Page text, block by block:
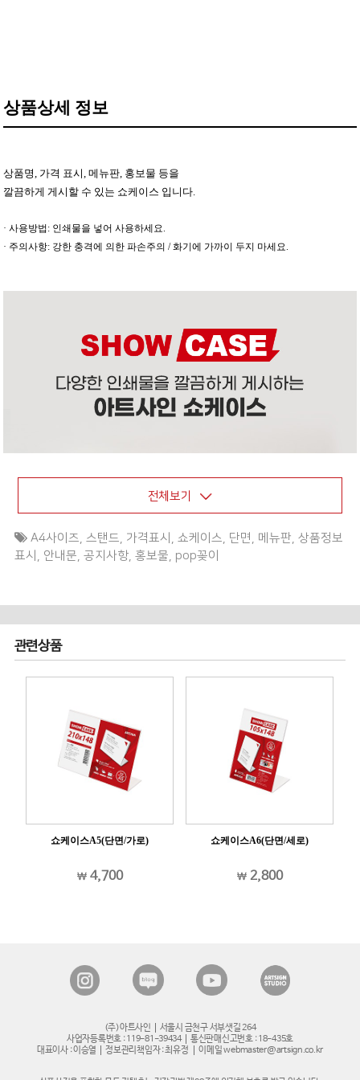
상품상세 정보
상품명, 가격 표시, 메뉴판, 홍보물 등을
깔끔하게 게시할 수 있는 쇼케이스 입니다.
· 사용방법: 인쇄물을 넣어 사용하세요.
· 주의사항: 강한 충격에 의한 파손주의 / 화기에 가까이 두지 마세요.
전체보기
A4사이즈 스탠드 가격표시 쇼케이스 단면 메뉴판 상품정보
표시
안내문 공지사항, 홍보물 pop꽂이
관련상품
쇼케이스A5(단면/가로)
4,700
쇼케이스A6(단면/세로)
2,800
(주)아트사인
서울시 금천구 서부샛길 264
사업자등록번호 : 119-81-39434
통신판매신고번호 : 18-435호
대표이사 : 이승열
정보관리책임자 : 최유정 이메일 webmaster@artsign.co.kr